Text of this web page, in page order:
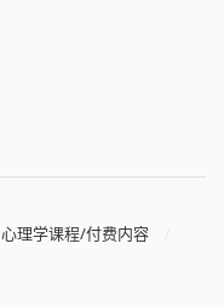
心理学课程/付费内容